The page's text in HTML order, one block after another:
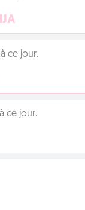
ce jour.
ce jour.